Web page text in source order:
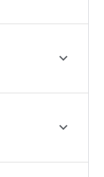

